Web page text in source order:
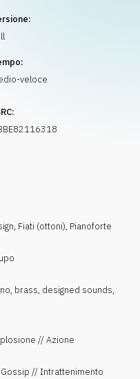
veloce
, Fiati (ottoni), Pianoforte
brass, designed sounds,
// Azione
// Intrattenimento